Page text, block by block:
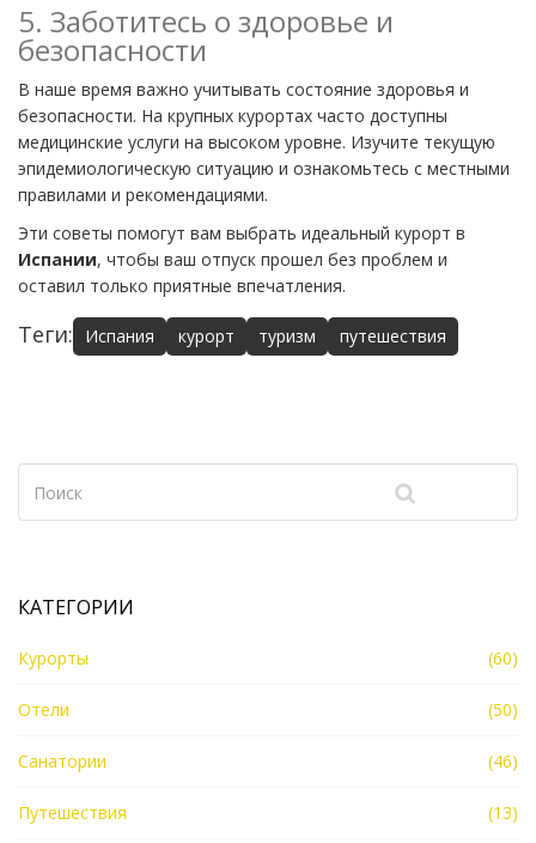
5. Заботитесь о здоровье и
безопасности
В наше время важно учитывать состояние здоровья и
безопасности. На крупных курортах часто доступны
медицинские услуги на высоком уровне. Изучите текущую
эпидемиологическую ситуацию и ознакомьтесь с местными
правилами и рекомендациями.
Эти советы помогут вам выбрать идеальный курорт в
Испании, чтобы ваш отпуск прошел без проблем и
оставил только приятные впечатления.
Теги: Испания курорт туризм путешествия
КАТЕГОРИИ
Курорты (60)
Отели (50)
Санатории (46)
Путешествия (13)